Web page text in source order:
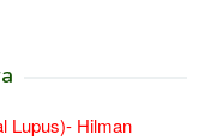
Lupus)- Hilman